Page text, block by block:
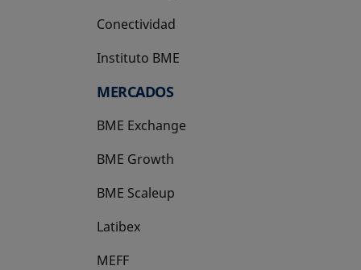
Conectividad
Instituto BME
se abre en una pestaña nueva
MERCADOS
BME Exchange
BME Growth
se abre en una pestaña nueva
BME Scaleup
se abre en una pestaña nueva
Latibex
se abre en una pestaña nueva
MEFF
se abre en una pestaña nueva